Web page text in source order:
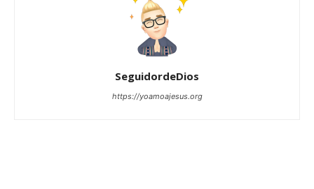
SeguidordeDios
https://yoamoajesus.org